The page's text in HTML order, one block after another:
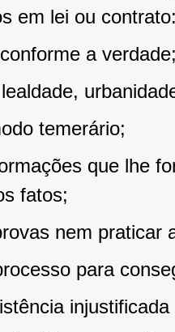
em lei ou
a
temerário;
que lhe
fatos;
nem praticar
para